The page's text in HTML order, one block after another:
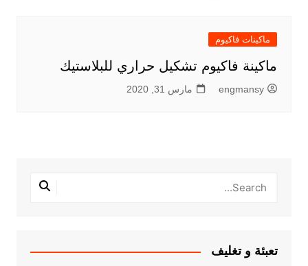
ماكينات فاكيوم
ماكينة فاكيوم تشكيل حراري للبلاستيك
engmansy مارس 31, 2020
تعبئة و تغليف